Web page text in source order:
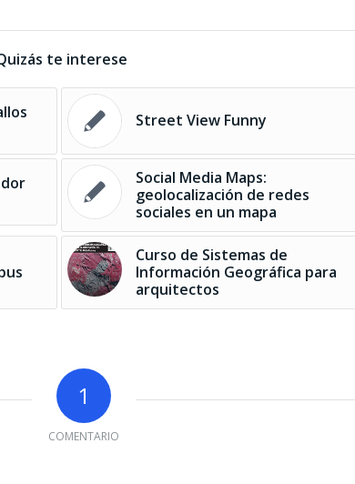
te interese
Street View Funny
Social Media Maps:
geolocalización de redes
sociales en un mapa
Curso de Sistemas de
Información Geográfica para
arquitectos
1
COMENTARIO